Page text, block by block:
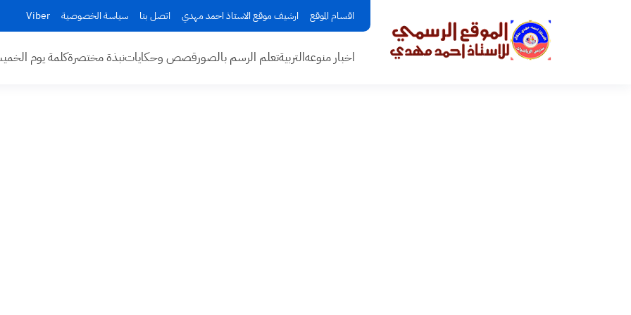
اقسام الموقع ارشيف موقع الاستاذ احمد مهدي اتصل بنا سياسة الخصوصية Viber
اخبار منوعهالتربيةتعلم الرسم بالصورقصص وحكاياتنبذة مختصرةكلمة يوم